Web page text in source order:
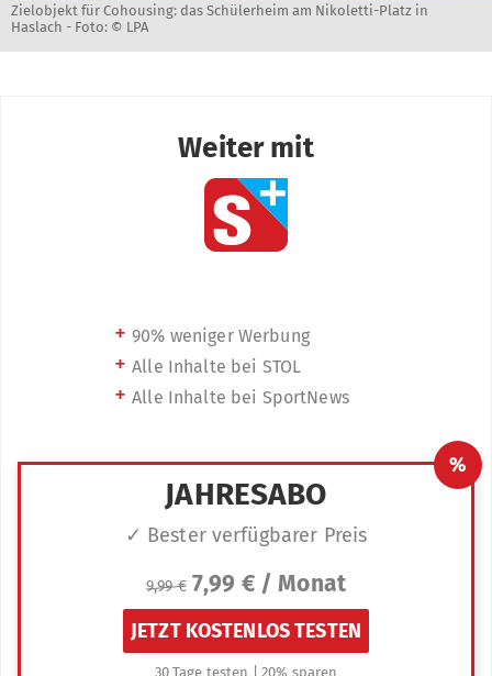
Zielobjekt für Cohousing: das Schülerheim am Nikoletti-Platz in
Haslach - Foto: © LPA